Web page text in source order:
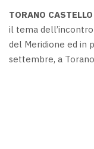
TORANO
il tema
del Meridione ed in
settembre, a